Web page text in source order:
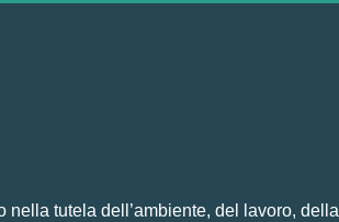
tutela dell’ambiente, del lavoro, della